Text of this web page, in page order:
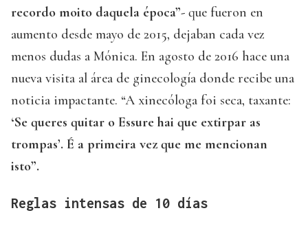
recordo moito daquela época”- que fueron en
aumento desde mayo de 2015, dejaban cada vez
menos dudas a Mónica. En agosto de 2016 hace una
nueva visita al área de ginecología donde recibe una
noticia impactante. “A xinecóloga foi seca, taxante:
‘Se queres quitar o Essure hai que extirpar as
trompas’. É a primeira vez que me mencionan
isto”.
Reglas intensas de 10 días